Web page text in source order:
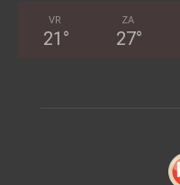
VR
21 °
ZA
27°